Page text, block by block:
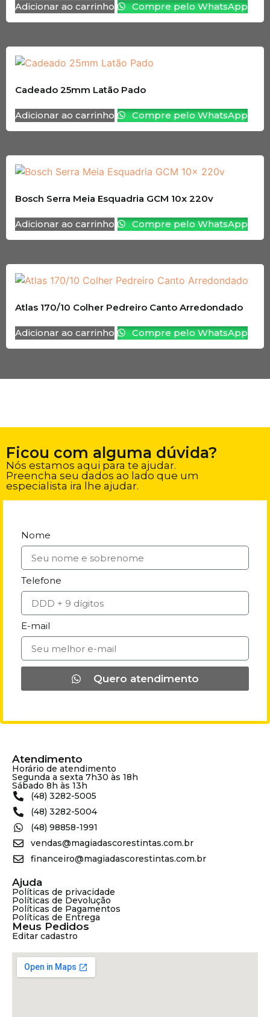
Adicionar ao carrinho Compre pelo WhatsApp
Cadeado 25mm Latão Pado
Adicionar ao carrinho Compre pelo WhatsApp
Bosch Serra Meia Esquadria GCM 10x 220v
Adicionar ao carrinho Compre pelo WhatsApp
Atlas 170/10 Colher Pedreiro Canto Arredondado
Adicionar ao carrinho Compre pelo WhatsApp
Ficou com alguma dúvida?
Nós estamos aqui para te ajudar.
Preencha seu dados ao lado que um
especialista ira lhe ajudar.
Nome
Telefone
E-mail
Quero atendimento
Atendimento
Horário de atendimento
Segunda a sexta 7h30 às 18h
Sábado 8h às 13h
(48) 3282-5005
(48) 3282-5004
(48) 98858-1991
vendas@magiadascorestintas.com.br
financeiro@magiadascorestintas.com.br
Ajuda
Políticas de privacidade
Políticas de Devolução
Políticas de Pagamentos
Políticas de Entrega
Meus Pedidos
Editar cadastro